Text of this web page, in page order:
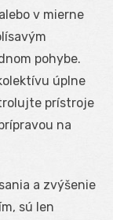
v mierne
pohybe.
úplne
prístroje
na
a zvýšenie
sú len